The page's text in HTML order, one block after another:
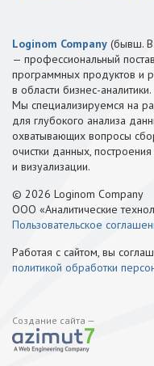
Loginom Company (бывш.
— профессиональный
программных продуктов и
в области бизнес-аналитики.
Мы специализируемся на
для глубокого анализа
охватывающих вопросы
очистки данных,
и визуализации.
© 2026 Loginom Company
ООО «Аналитические
Пользовательское
Работая с сайтом, вы
политикой обработки
Создание сайта —